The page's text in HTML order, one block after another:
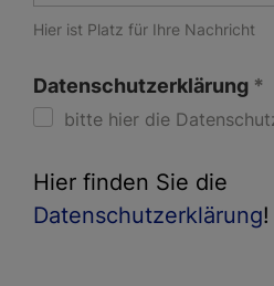
Hier ist Platz für Ihre Nachricht
Datenschutzerklärung
bitte hier die
Hier finden Sie die
Datenschutzerklärung!